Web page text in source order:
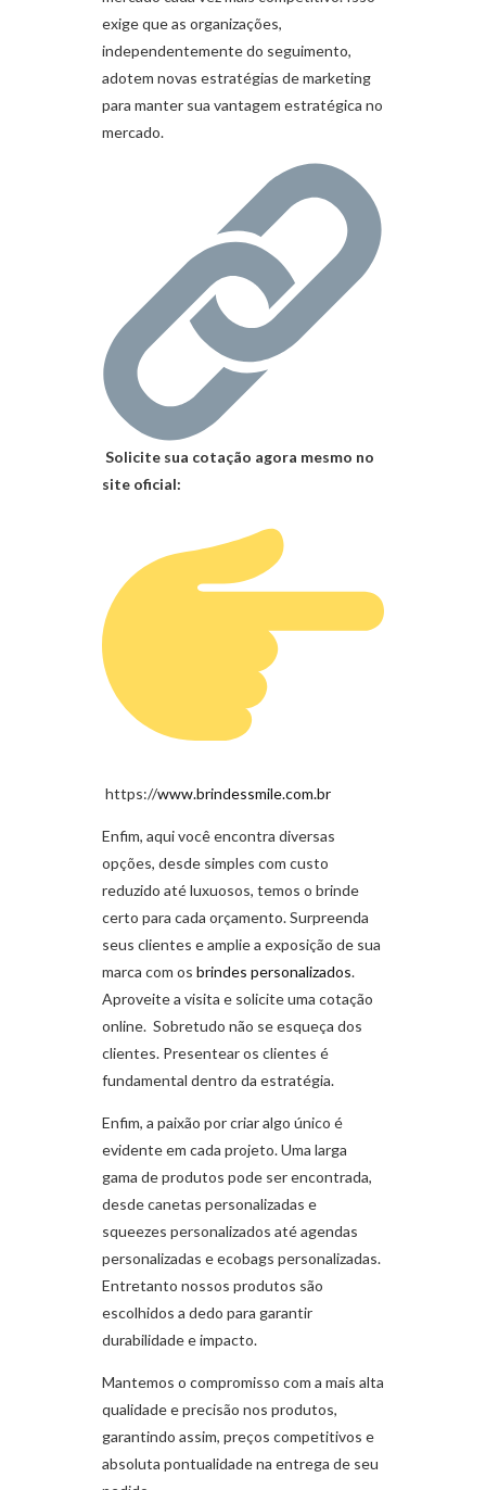
exige que as organizações,
independentemente do seguimento,
adotem novas estratégias de marketing
para manter sua vantagem estratégica no
mercado.
Solicite sua cotação agora mesmo no
site oficial:
https://www.brindessmile.com.br
Enfim, aqui você encontra diversas
opções, desde simples com custo
reduzido até luxuosos, temos o brinde
certo para cada orçamento. Surpreenda
seus clientes e amplie a exposição de sua
marca com os brindes personalizados.
Aproveite a visita e solicite uma cotação
online. Sobretudo não se esqueça dos
clientes. Presentear os clientes é
fundamental dentro da estratégia.
Enfim, a paixão por criar algo único é
evidente em cada projeto. Uma larga
gama de produtos pode ser encontrada,
desde canetas personalizadas e
squeezes personalizados até agendas
personalizadas e ecobags personalizadas.
Entretanto nossos produtos são
escolhidos a dedo para garantir
durabilidade e impacto.
Mantemos o compromisso com a mais alta
qualidade e precisão nos produtos,
garantindo assim, preços competitivos e
absoluta pontualidade na entrega de seu